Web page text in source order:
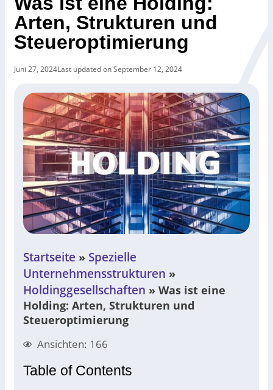
Arten, Strukturen und
Steueroptimierung
Juni 27, 2024Last updated on September 12, 2024
Startseite » Spezielle
Unternehmensstrukturen »
Holdinggesellschaften » Was ist eine
Holding: Arten, Strukturen und
Steueroptimierung
Ansichten: 166
Table of Contents